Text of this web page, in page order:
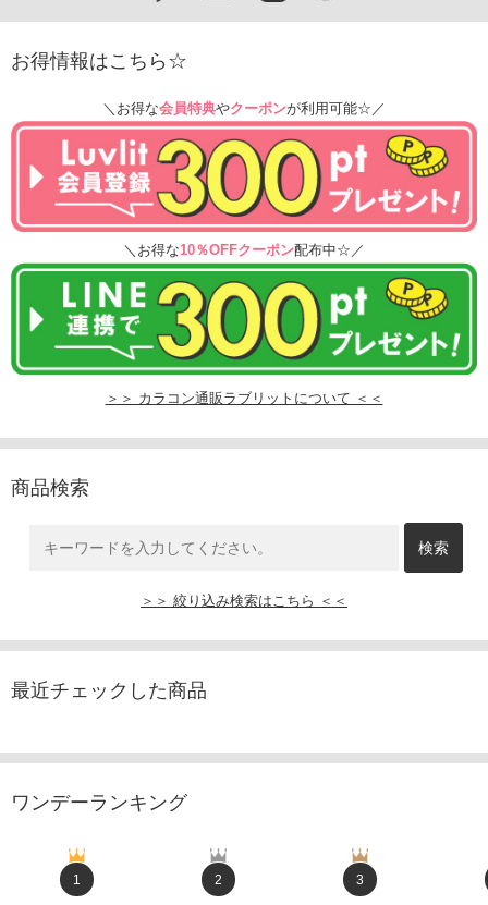
お得情報はこちら☆
＼お得な会員特典やクーポンが利用可能☆／
＼お得な10％OFFクーポン配布中☆／
＞＞ カラコン通販ラブリットについて ＜＜
商品検索
＞＞ 絞り込み検索はこちら ＜＜
最近チェックした商品
ワンデーランキング
1 2 3